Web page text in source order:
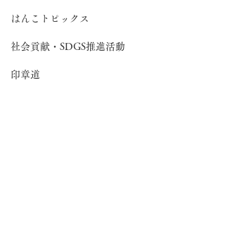
はんこトピックス
社会貢献・SDGS推進活動
印章道